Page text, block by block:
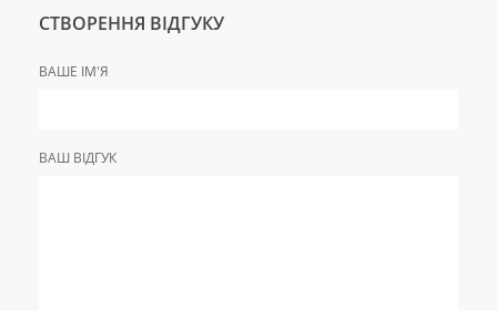
СТВОРЕННЯ ВІДГУКУ
ВАШЕ ІМ'Я
ВАШ ВІДГУК